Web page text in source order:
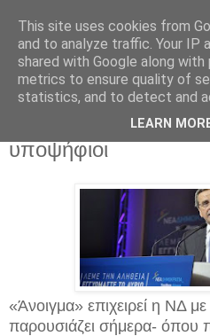
Παρασκευή 9 Ιανουαρίου
Τα ψηφοδέλτια της
υποψήφιοι
«Άνοιγμα» επιχειρεί η ΝΔ
παρουσιάζει σήμερα- όπου
This site uses cookies from
and to analyze traffic. Your IP
shared with Google along
metrics to ensure quality of
statistics, and to detect and
LEARN